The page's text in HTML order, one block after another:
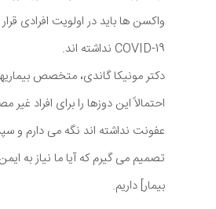
واکسن ها باید در اولویت افرادی قرار
COVID-19 نداشته اند.
دکتر مونیکا گاندی، متخصص
احتمالاً این دوزها را برای افراد
عفونت نداشته اند نگه می دارم و
تصمیم می گیرم که آیا ما نیاز به
بیمار] داریم.